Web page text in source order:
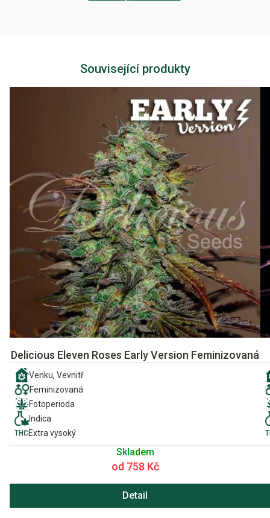
Související produkty
Delicious Eleven Roses Early Version Feminizovaná
Venku, Vevnitř
Feminizovaná
Fotoperioda
Indica
Extra vysoký
Skladem
od 758 Kč
Detail